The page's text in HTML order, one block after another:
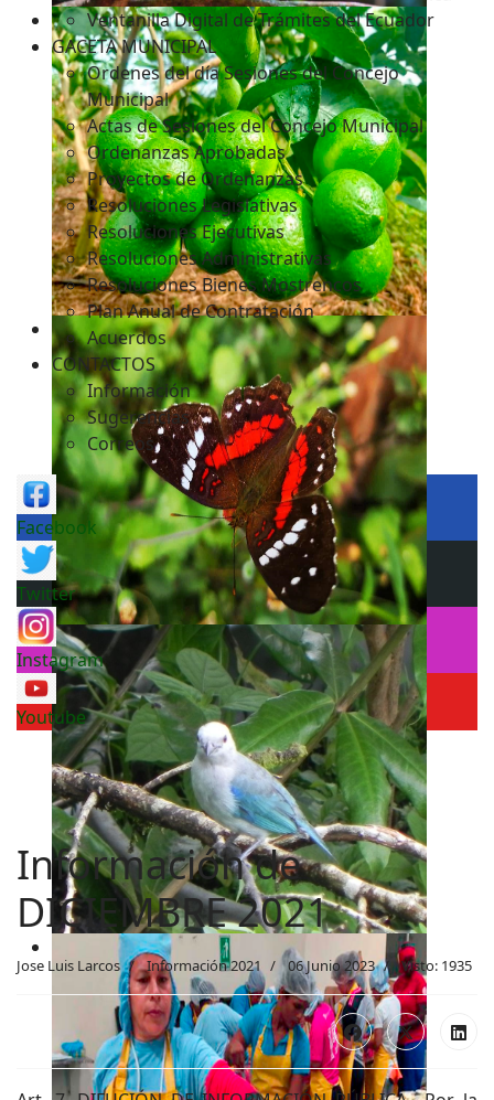
Ventanilla Digital de Trámites del Ecuador
GACETA MUNICIPAL
Ordenes del día Sesiones del Concejo
Municipal
Actas de Sesiones del Concejo Municipal
Ordenanzas Aprobadas
Proyectos de Ordenanzas
Resoluciones Legislativas
Resoluciones Ejecutivas
Resoluciones Administrativas
Resoluciones Bienes Mostrencos
Plan Anual de Contratación
Acuerdos
CONTACTOS
Información
Sugerencias
Correos
Facebook
Twitter
Instagram
Youtube
Información de
DICIEMBRE 2021
Jose Luis Larcos Información 2021 06 Junio 2023 Visto: 1935